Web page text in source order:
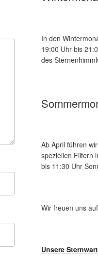
In den
19:00 Uhr bis
des
Ab April führen
speziellen Filtern
bis 11:30 Uhr
Wir freuen uns
Unsere